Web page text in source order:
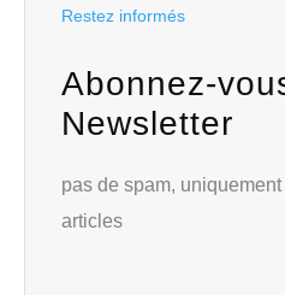
Restez informés
Abonnez-
Newsletter
pas de spam,
articles